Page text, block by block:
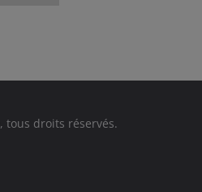
, tous droits réservés.